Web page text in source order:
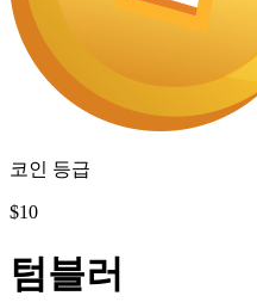
코인 등급
$10
텀블러